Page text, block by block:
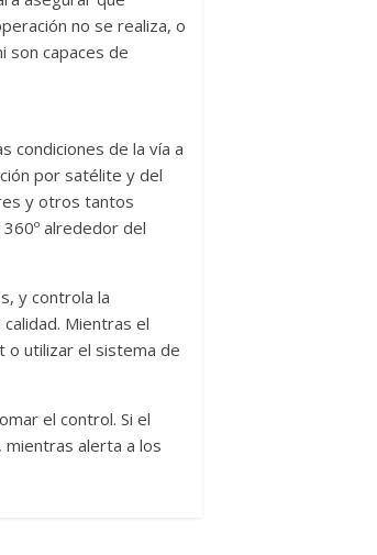
no se realiza, o
son capaces de
condiciones de la vía a
por satélite y del
y otros tantos
alrededor del
y controla la
Mientras el
o utilizar el sistema de
el control. Si el
mientras alerta a los